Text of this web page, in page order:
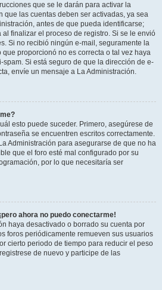
que se le darán para activar la
que las cuentas deben ser activadas, ya sea
antes de que pueda identificarse;
finalizar el proceso de registro. Si se le envió
Si no recibió ningún e-mail, seguramente la
proporcionó no es correcta o tal vez haya
Si está seguro de que la dirección de e-
envíe un mensaje a La Administración.
esto puede suceder. Primero, asegúrese de
se encuentren escritos correctamente.
Administración para asegurarse de que no ha
que el foro esté mal configurado por su
por lo que necesitaría ser
ahora no puedo conectarme!
haya desactivado o borrado su cuenta por
foros periódicamente remueven sus usuarios
cierto periodo de tiempo para reducir el peso
de nuevo y participe de las